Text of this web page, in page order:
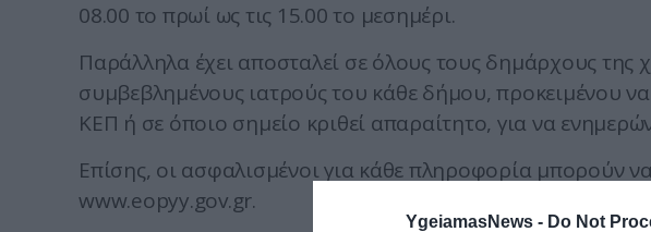
YgeiamasNews - Do Not
08.00 το πρωί ως τις 15.00 το μεσημέρι.
Παράλληλα έχει αποσταλεί σε όλους τους δημάρχους της
συμβεβλημένους ιατρούς του κάθε δήμου, προκειμένου
ΚΕΠ ή σε όποιο σημείο κριθεί απαραίτητο, για να
Επίσης, οι ασφαλισμένοι για κάθε πληροφορία μπορούν
www.eopyy.gov.gr.